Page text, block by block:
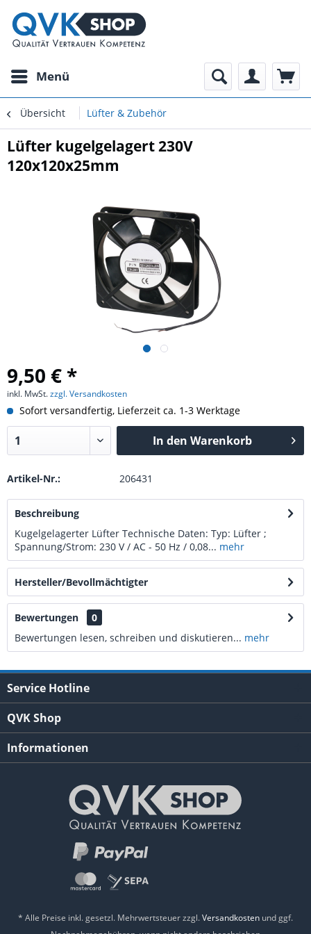
Menü
Übersicht Lüfter & Zubehör
Lüfter kugelgelagert 230V
120x120x25mm
9,50 € *
inkl. MwSt.zzgl. Versandkosten
Sofort versandfertig, Lieferzeit ca. 1-3 Werktage
In den Warenkorb
Artikel-Nr.: 206431
Beschreibung
Kugelgelagerter Lüfter Technische Daten: Typ: Lüfter ;
Spannung/Strom: 230 V / AC - 50 Hz / 0,08... mehr
Hersteller/Bevollmächtigter
Bewertungen
0
Bewertungen lesen, schreiben und diskutieren... mehr
Service Hotline
QVK Shop
Informationen
* Alle Preise inkl. gesetzl. Mehrwertsteuer zzgl.Versandkosten und ggf.